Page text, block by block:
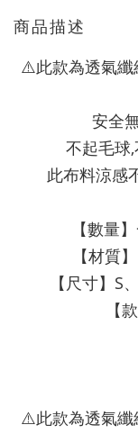
商品描述
⚠️此款為透氣纖
安全
不起毛球,
此布料涼感
【數量
【材質
【尺寸】S
【
⚠️此款為透氣纖